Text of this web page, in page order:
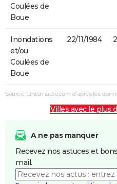
Coulées de
Boue
Inondations
et/ou
Coulées de
Boue
22/11/1984
Source : Linternaute.com d'après les
Villes avec le plus
A ne pas manquer
Recevez nos astuces et
mail.